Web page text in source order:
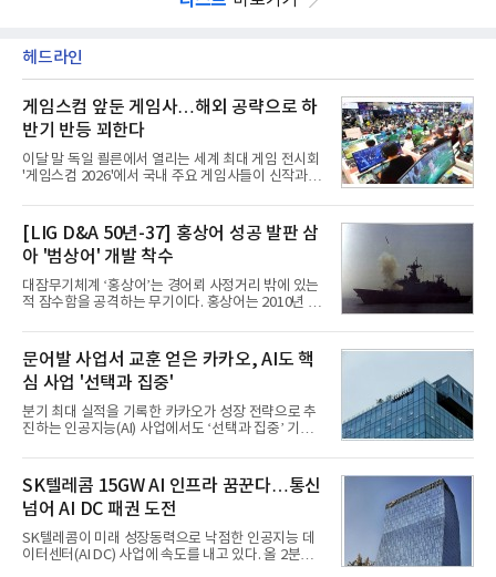
헤드라인
게임스컴 앞둔 게임사…해외 공략으로 하
반기 반등 꾀한다
이달 말 독일 쾰른에서 열리는 세계 최대 게임 전시회
'게임스컴 2026'에서 국내 주요 게임사들이 신작과 글
체별로 엇갈린 가운데 하반기 신작 흥행과 해외 시장
성과가 실적을 좌우할 핵심 변수로 떠오르고 있다.8일
업계에 따르면 올해 상반기 게임업계는 기업별 성적
표가 크게 갈렸다. 대표적으로 크래프톤은 'PUBG: 배
틀그라운드'의 안정적인 성장에 힘입어 상반기 연결
기준 매출 2조6616억원, 영업이익 9725억원으로 역
대 최대 실적을 기록했다. 엔씨도 올해 출시한 '아이온
동기 대
[LIG D&A 50년-37] 홍상어 성공 발판 삼
아 '범상어' 개발 착수
대잠무기체계 ‘홍상어’는 경어뢰 사정거리 밖에 있는
적 잠수함을 공격하는 무기이다. 홍상어는 2010년 넥
이뤄졌다. 이후 2012년 한국형 구축함(KDX-1) 이상
의 함정에 실전 배치됐다.그해 7월 해군은 동해상에서
성능 검증을 위해 홍상어 시험발사를 실시했다. 이때
홍상어가 목표 지점에서 입수한 후 표적을 타격하지
못하고 물속에서 멈춰버리는 예상 밖의 일이 벌어졌
다. 2차 품질확인 사격 시험에서도 만족스러운 결과를
얻지 못했다. 완벽한 신뢰성 확보를 위해 LIG넥스원은
분야를
문어발 사업서 교훈 얻은 카카오, AI도 핵
심 사업 '선택과 집중'
분기 최대 실적을 기록한 카카오가 성장 전략으로 추
진하는 인공지능(AI) 사업에서도 ‘선택과 집중’ 기조
라 투자에 나서는 것과 달리, 카카오는 ‘카카오톡’이
라는 플랫폼 경쟁력을 활용한 AI 에이전트 서비스에
집중하는 전략이다. 과거 무리한 사업 확장 과정에서
겪었던 시행착오를 되풀이하지 않고 핵심 역량에 집
중하겠다는 취지로 풀이된다.7일 업계에 따르면 카카
오는 올해 2분기 연결 기준 매출 2조985억원, 영업이
익 2770억원을 기록했다. 전년 동기 대비 매출과 영업
SK텔레콤 15GW AI 인프라 꿈꾼다…통신
넘어 AI DC 패권 도전
SK텔레콤이 미래 성장동력으로 낙점한 인공지능 데
이터센터(AI DC) 사업에 속도를 내고 있다. 올 2분기